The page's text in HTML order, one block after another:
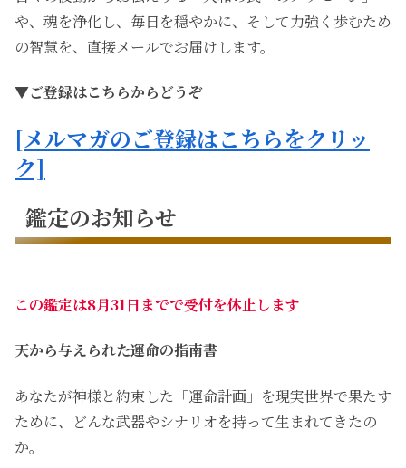
や、魂を浄化し、毎日を穏やかに、そして力強く歩むため
の智慧を、直接メールでお届けします。
▼ご登録はこちらからどうぞ
[メルマガのご登録はこちらをクリッ
ク]
鑑定のお知らせ
この鑑定は8月31日までで受付を休止します
天から与えられた運命の指南書
あなたが神様と約束した「運命計画」を現実世界で果たす
ために、どんな武器やシナリオを持って生まれてきたの
か。